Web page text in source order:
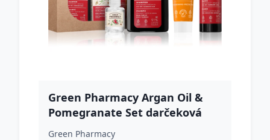
Green Pharmacy Argan Oil &
Pomegranate Set darčeková
sada pre extrémne suché vlasy
Green Pharmacy